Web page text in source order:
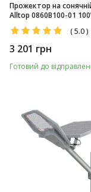
Прожектор на
Alltop 0860B100-01
(5.0)
3 201 грн
Готовий до